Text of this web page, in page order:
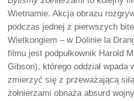
Wietnamie. Akcja obrazu
podczas jednej z pierwszych
Wietkongiem – w Dolinie la
filmu jest podpułkownik Harold
Gibson), którego oddział wpada
zmierzyć się z przeważającą
żołnierzami obnaża absurd